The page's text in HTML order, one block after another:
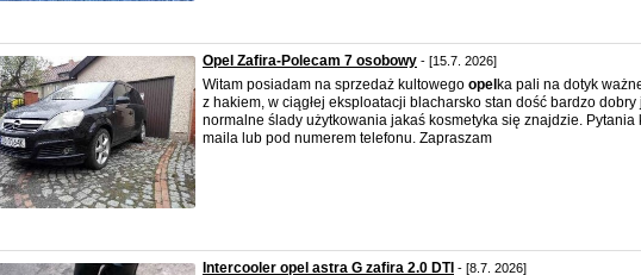
Opel Zafira-Polecam 7 osobowy - [15.7. 2026]
Witam posiadam na sprzedaż kultowego opel ka pali na dotyk
z hakiem, w ciągłej eksploatacji blacharsko stan dość bardzo dobry
normalne ślady użytkowania jakaś kosmetyka się znajdzie. Pytania
maila lub pod numerem telefonu. Zapraszam
Intercooler opel astra G zafira 2.0 DTI - [8.7. 2026]